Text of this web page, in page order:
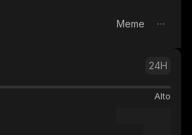
Meme
24H
Alto